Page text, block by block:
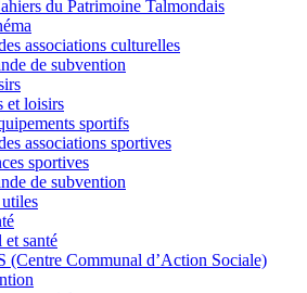
du Patrimoine Talmondais
associations culturelles
de subvention
et loisirs
sportifs
associations sportives
sportives
de subvention
et santé
(Centre Communal d’Action Sociale)